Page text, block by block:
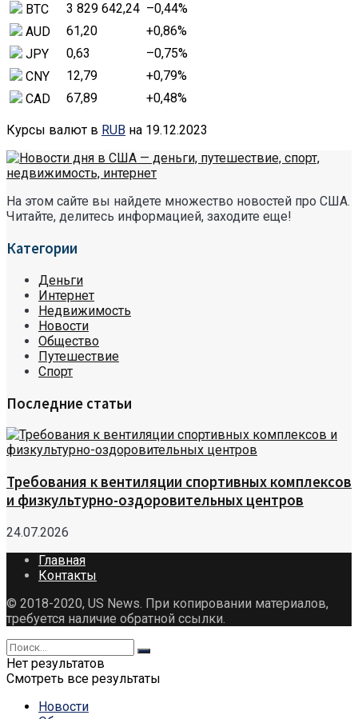
BTC
3 829 642,24 –0,44%
AUD
61,20 +0,86%
JPY
0,63 –0,75%
CNY
12,79 +0,79%
CAD
67,89 +0,48%
Курсы валют в RUB на 19.12.2023
На этом сайте вы найдете множество новостей про США.
Читайте, делитесь информацией, заходите еще!
Категории
Деньги
Интернет
Недвижимость
Новости
Общество
Путешествие
Спорт
Последние статьи
Требования к вентиляции спортивных комплексов
и физкультурно-оздоровительных центров
24.07.2026
Главная
Контакты
© 2018-2020, US News. При копировании материалов,
требуется наличие обратной ссылки.
Нет результатов
Смотреть все результаты
Новости